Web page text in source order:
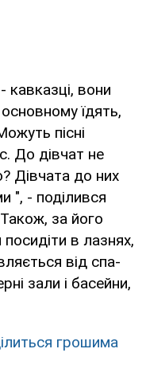
кавказці, вони
їдять,
пісні
До дівчат не
Дівчата до них
", - поділився
за його
в лазнях,
від спа-
зали і басейни,
грошима